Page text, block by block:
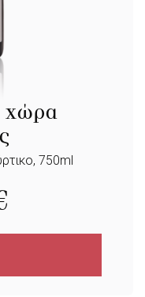
χώρα
750ml